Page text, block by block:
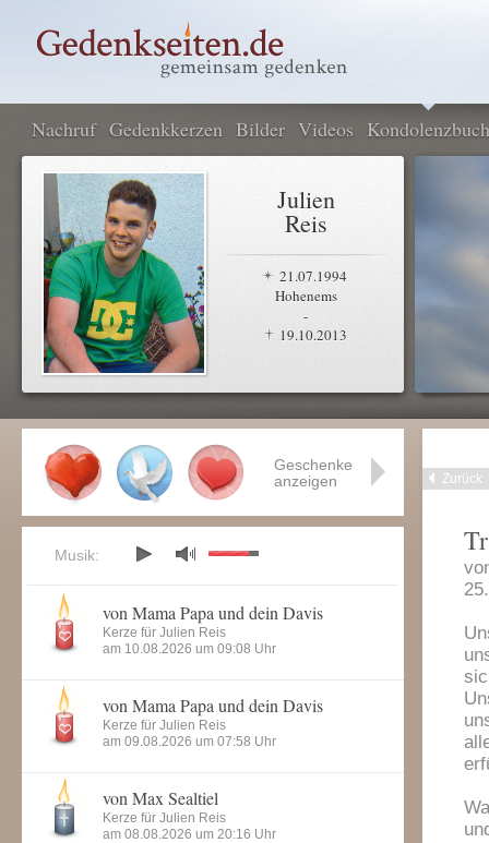
Nachruf Gedenkkerzen Bilder Videos Kondolenzbuch
Julien
Reis
21.07.1994
Hohenems
-
19.10.2013
Zurück
Geschenke
anzeigen
Musik:
von Mama Papa und dein Davis
Kerze für Julien Reis
am 10.08.2026 um 09:08 Uhr
von Mama Papa und dein Davis
Kerze für Julien Reis
am 09.08.2026 um 07:58 Uhr
von Max Sealtiel
Kerze für Julien Reis
am 08.08.2026 um 20:16 Uhr